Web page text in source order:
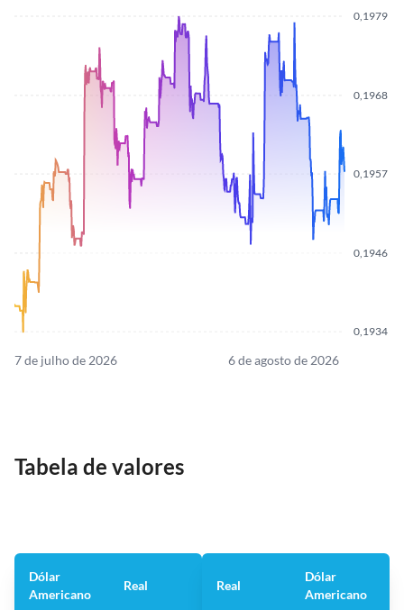
0,1934
0,1946
0,1957
0,1968
0,1979
7 de julho de 2026 6 de agosto de 2026
Tabela de valores
Dólar
Americano
Real Real
Dólar
Americano